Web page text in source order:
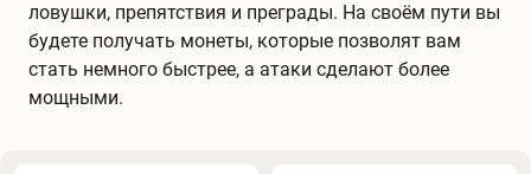
ловушки, препятствия и преграды. На своём пути вы
будете получать монеты, которые позволят вам
стать немного быстрее, а атаки сделают более
мощными.